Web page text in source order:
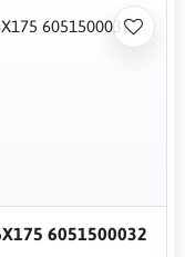
6051500032